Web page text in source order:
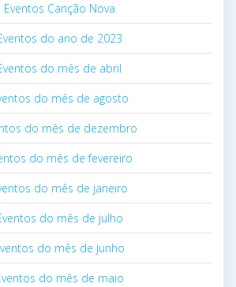
Eventos Canção Nova
do ano de 2023
do mês de abril
do mês de agosto
do mês de dezembro
do mês de fevereiro
do mês de janeiro
do mês de julho
do mês de junho
do mês de maio